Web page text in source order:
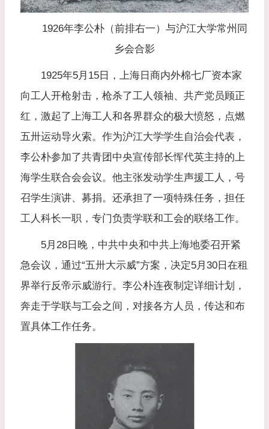
1926年李公朴（前排右一）与沪江大学常州同
乡会合影
1925年5月15日，上海日商内外棉七厂资本家
向工人开枪射击，枪杀了工人领袖、共产党员顾正
红，激起了上海工人和各界群众的极大愤怒，点燃
五卅运动导火索。作为沪江大学学生自治会代表，
李公朴参加了共青团中央宣传部长恽代英主持的上
海学生联合会会议。他主张发动学生声援工人，号
召学生演讲、募捐。还承担了一项特殊任务，担任
工人科长一职，专门负责学联和工会的联络工作。
5月28日晚，中共中央和中共上海地委召开紧
急会议，通过“五卅大示威”方案，决定5月30日在租
界举行反帝示威游行。李公朴连夜制定详细计划，
奔走于学联与工会之间，对接各方人员，传达和布
置具体工作任务。